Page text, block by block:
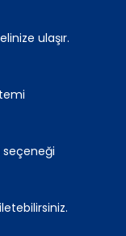
ulaşır.